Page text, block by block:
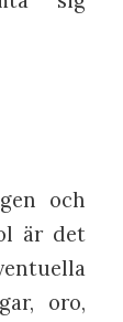
och
är det
oro,